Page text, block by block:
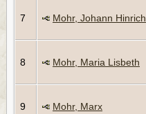
7 Mohr, Johann Hinrich
8 Mohr, Maria Lisbeth
9 Mohr, Marx